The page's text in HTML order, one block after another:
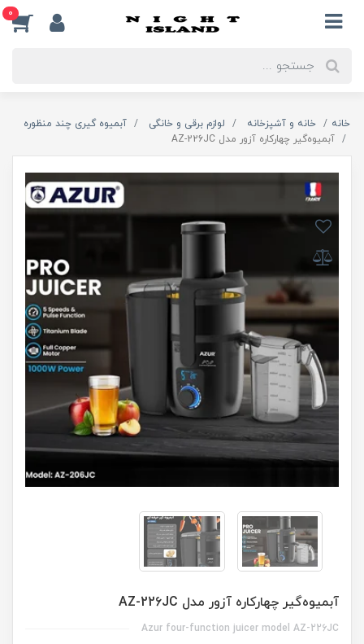
0
خانه خانه و آشپزخانه لوازم برقی و خانگی
آبمیوه گیری چند منظوره
آبمیوه‌گیر چهارکاره آزور مدل AZ-226JC
آبمیوه‌گیر چهارکاره آزور مدل AZ-226JC
Azur four-function juicer model AZ-226JC